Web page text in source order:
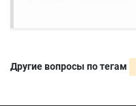
Другие вопросы по тегам